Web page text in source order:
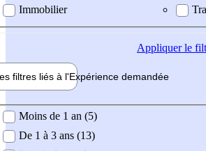
Immobilier
Appliquerle
filtres liés à l'Expérience demandée
demandée
Moins de 1 an (5)
De 1 à 3 ans (13)